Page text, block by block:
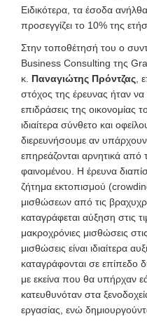
Ειδικότερα, τα έσοδα
προσεγγίζει το 10% της
Στην τοποθέτησή του ο
Business Consulting της
κ. Παναγιώτης Πρόντζας,
στόχος της έρευνας ήταν να
επιδράσεις της οικονομίας
ιδιαίτερα σύνθετο και
διερευνήσουμε αν
επηρεάζονται αρνητικά
φαινομένου. Η έρευνα
ζήτημα εκτοπισμού
μισθώσεων από τις
καταγράφεται αύξηση στις
μακροχρόνιες μισθώσεις
μισθώσεις είναι ιδιαίτερα
καταγράφονται σε επίπεδο
με εκείνα που θα υπήρχαν
κατευθυνόταν στα
εργασίας, ενώ